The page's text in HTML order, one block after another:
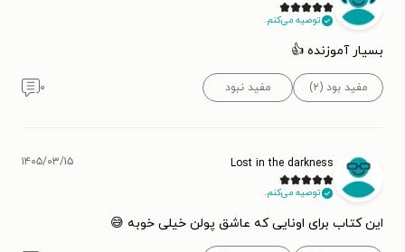
توصیه می‌کنم.
بسیار آموزنده 👍
مفید بود (۲) مفید نبود ۰
Lost in the darkness
توصیه می‌کنم.
۱۴۰۵/۰۳/۱۵
این کتاب برای اونایی که عاشق پولن خیلی خوبه 😅